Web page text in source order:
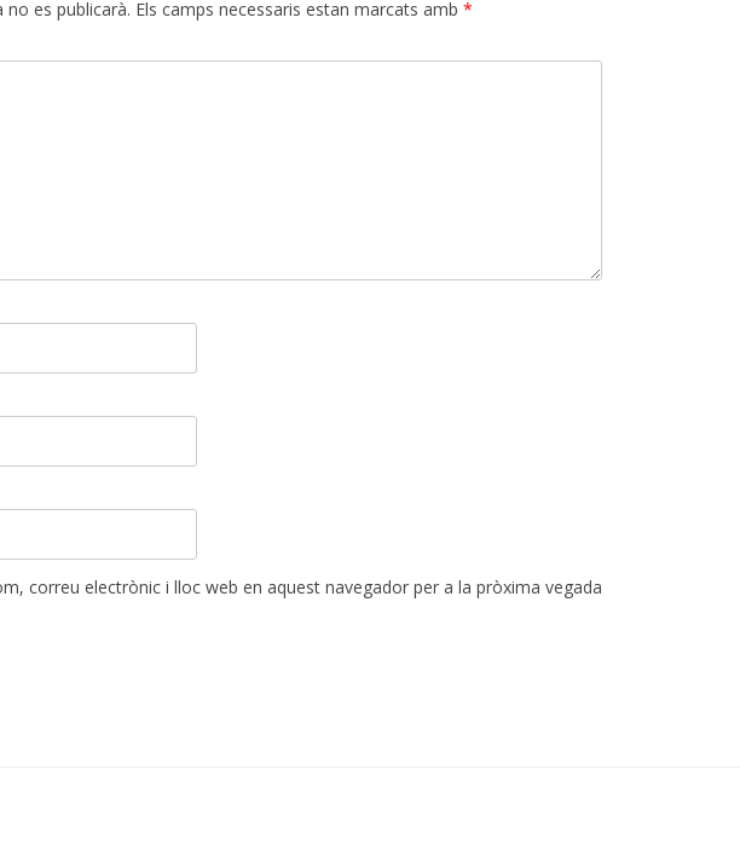
no es publicarà. Els camps necessaris estan marcats amb *
correu electrònic i lloc web en aquest navegador per a la pròxima vegada